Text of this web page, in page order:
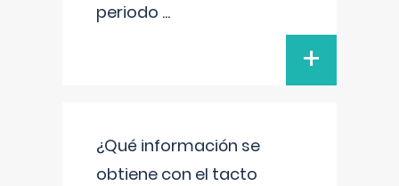
periodo ...
+
¿Qué información se
obtiene con el tacto